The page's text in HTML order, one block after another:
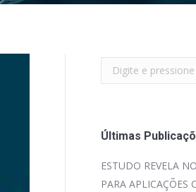
Search:
Últimas
ESTUDO REVELA
PARA APLICAÇÕES